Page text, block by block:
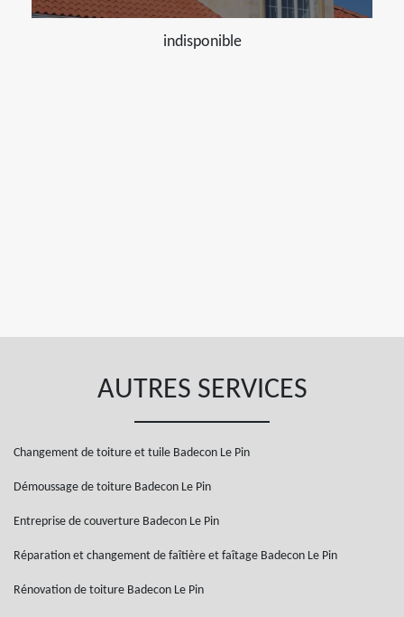
indisponible
AUTRES SERVICES
Changement de toiture et tuile Badecon Le Pin
Démoussage de toiture Badecon Le Pin
Entreprise de couverture Badecon Le Pin
Réparation et changement de faîtière et faîtage Badecon Le Pin
Rénovation de toiture Badecon Le Pin